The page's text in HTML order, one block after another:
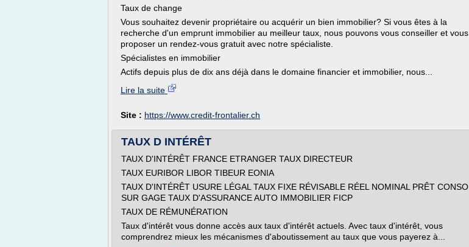
Taux de change
Vous souhaitez devenir propriétaire ou acquérir un bien immobilier? Si vous êtes à la
recherche d'un emprunt immobilier au meilleur taux, nous pouvons vous conseiller et vous
proposer un rendez-vous gratuit avec notre spécialiste.
Spécialistes en immobilier
Actifs depuis plus de dix ans déjà dans le domaine financier et immobilier, nous...
Lire la suite
Site : https://www.credit-frontalier.ch
TAUX D INTÉRÊT
TAUX D'INTÉRÊT FRANCE ETRANGER TAUX DIRECTEUR
TAUX EURIBOR LIBOR TIBEUR EONIA
TAUX D'INTÉRÊT USURE LÉGAL TAUX FIXE RÉVISABLE RÉEL NOMINAL PRÊT CONSO
SUR GAGE TAUX D'ASSURANCE AUTO IMMOBILIER FICP
TAUX DE RÉMUNÉRATION
Taux d'intérêt vous donne accès aux taux d'intérêt actuels. Avec taux d'intérêt, vous
comprendrez mieux les mécanismes d'aboutissement au taux que vous payerez à...